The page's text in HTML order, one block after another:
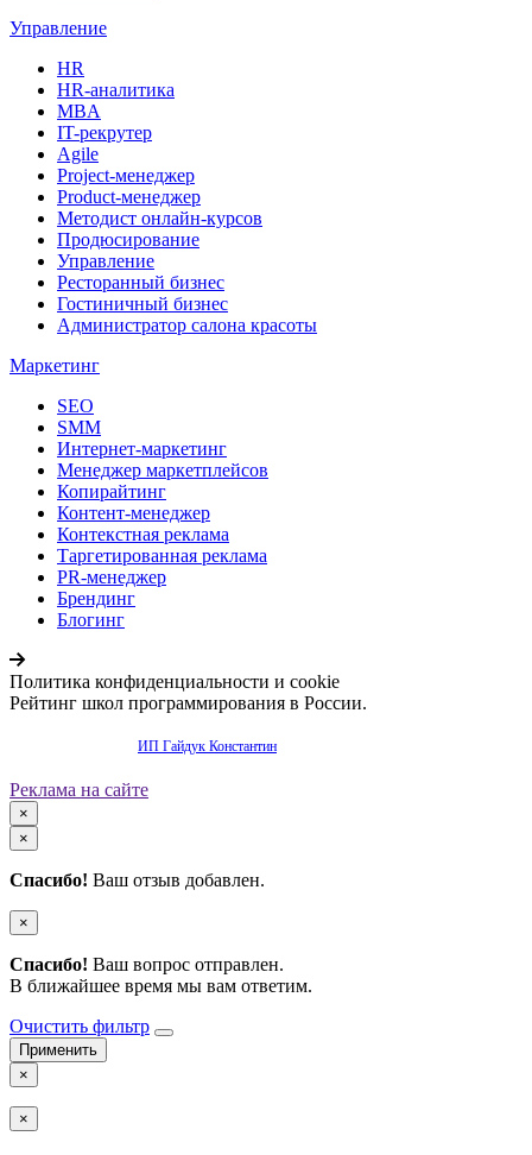
Управление
HR
HR-аналитика
MBA
IT-рекрутер
Agile
Project-менеджер
Product-менеджер
Методист онлайн-курсов
Продюсирование
Управление
Ресторанный бизнес
Гостиничный бизнес
Администратор салона красоты
Маркетинг
SEO
SMM
Интернет-маркетинг
Менеджер маркетплейсов
Копирайтинг
Контент-менеджер
Контекстная реклама
Таргетированная реклама
PR-менеджер
Брендинг
Блогинг
Политика конфиденциальности и cookie
Рейтинг школ программирования в России.
ИП Гайдук Константин
Реклама на сайте
×
×
Спасибо! Ваш отзыв добавлен.
×
Спасибо! Ваш вопрос отправлен.
В ближайшее время мы вам ответим.
Очистить фильтр
×
×